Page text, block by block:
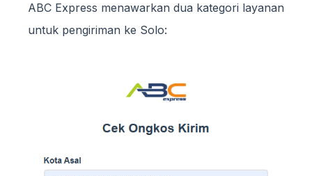
ABC Express menawarkan dua kategori layanan
untuk pengiriman ke Solo: